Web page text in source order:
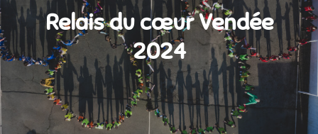
Relais du cœur Vendée
2024